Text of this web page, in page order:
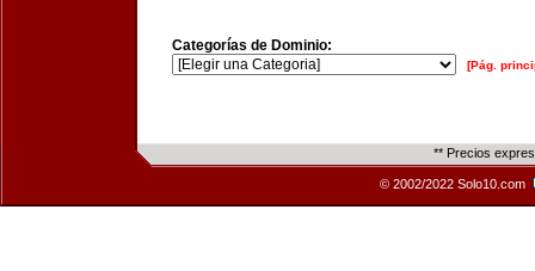
Categorías de Dominio:
[Pág.
** Precios
© 2002/2022 Solo10.com